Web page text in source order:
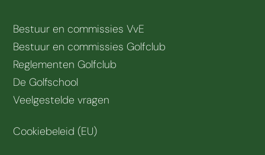
Bestuur en commissies VvE
Bestuur en commissies Golfclub
Reglementen Golfclub
De Golfschool
Veelgestelde vragen
Cookiebeleid (EU)